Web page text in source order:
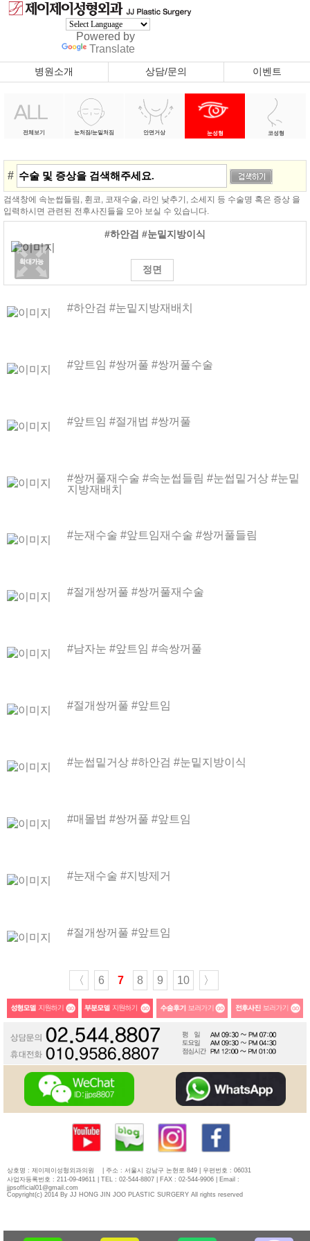
Powered by
Translate
병원소개 상담/문의 이벤트
전체보기 눈처짐/눈밑처짐 안면거상 눈성형 코성형
#
검색창에 속눈썹들림, 휜코, 코재수술, 라인 낮추기, 소세지 등 수술명 혹은 증상 을
입력하시면 관련된 전후사진들을 모아 보실 수 있습니다.
#하안검 #눈밑지방이식
정면
#하안검 #눈밑지방재배치
#앞트임 #쌍꺼풀 #쌍꺼풀수술
#앞트임 #절개법 #쌍꺼풀
#쌍꺼풀재수술 #속눈썹들림 #눈썹밑거상 #눈밑
지방재배치
#눈재수술 #앞트임재수술 #쌍꺼풀들림
#절개쌍꺼풀 #쌍꺼풀재수술
#남자눈 #앞트임 #속쌍꺼풀
#절개쌍꺼풀 #앞트임
#눈썹밑거상 #하안검 #눈밑지방이식
#매몰법 #쌍꺼풀 #앞트임
#눈재수술 #지방제거
#절개쌍꺼풀 #앞트임
〈 6 7 8 9 10 〉
상호명 : 제이제이성형외과의원
| 주소 : 서울시 강남구 논현로 849 | 우편번호 : 06031
사업자등록번호 : 211-09-49611 | TEL : 02-544-8807 | FAX : 02-544-9906 | Email :
jjpsofficial01@gmail.com
Copyright(c) 2014 By JJ HONG JIN JOO PLASTIC SURGERY All rights reserved